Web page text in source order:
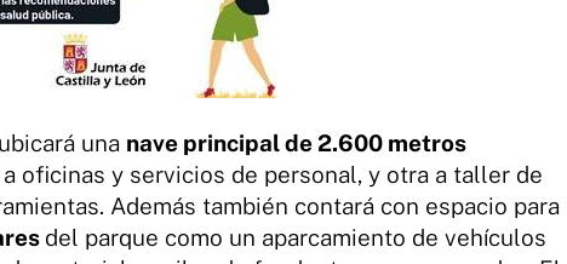
una nave principal de 2.600 metros
oficinas y servicios de personal, y otra a taller de
Además también contará con espacio para
del parque como un aparcamiento de vehículos